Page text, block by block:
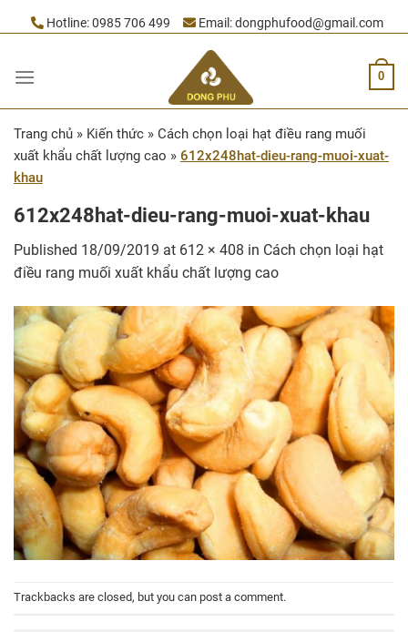
to
Hotline:0985 706 499 Email:dongphufood@gmail.com
0
Trang chủ » Kiến thức » Cách chọn loại hạt điều rang muối
xuất khẩu chất lượng cao » 612x248hat-dieu-rang-muoi-xuat-
khau
612x248hat-dieu-rang-muoi-xuat-khau
Published 18/09/2019 at 612 × 408 in Cách chọn loại hạt
điều rang muối xuất khẩu chất lượng cao
Trackbacks are closed, but you can post a comment.